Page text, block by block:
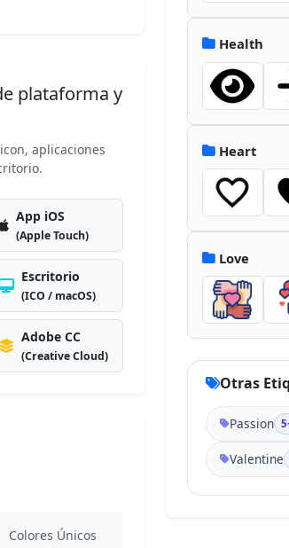
plataforma y
aplicaciones
App iOS
(Apple Touch)
Escritorio
(ICO / macOS)
Adobe CC
(Creative Cloud)
Colores Únicos
Health
Heart
Love
Otras
Passion
Valentine